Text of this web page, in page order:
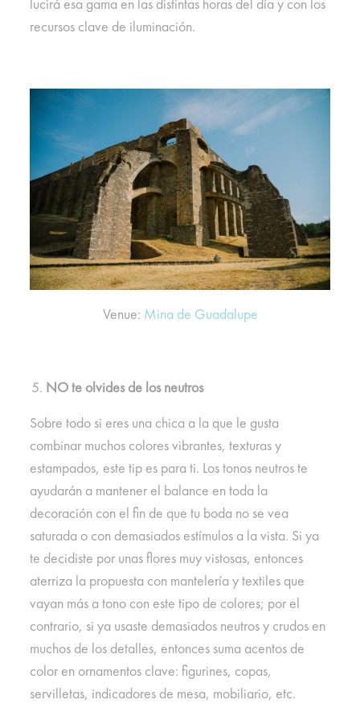
lucirá esa gama en las distintas horas del día y con los
recursos clave de iluminación.
Venue: Mina de Guadalupe
NO te olvides de los neutros
Sobre todo si eres una chica a la que le gusta
combinar muchos colores vibrantes, texturas y
estampados, este tip es para ti. Los tonos neutros te
ayudarán a mantener el balance en toda la
decoración con el fin de que tu boda no se vea
saturada o con demasiados estímulos a la vista. Si ya
te decidiste por unas flores muy vistosas, entonces
aterriza la propuesta con mantelería y textiles que
vayan más a tono con este tipo de colores; por el
contrario, si ya usaste demasiados neutros y crudos en
muchos de los detalles, entonces suma acentos de
color en ornamentos clave: figurines, copas,
servilletas, indicadores de mesa, mobiliario, etc.